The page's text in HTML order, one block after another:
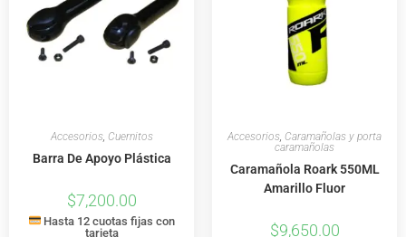
Accesorios, Cuernitos
Barra De Apoyo Plástica
$7,200.00
Hasta 12 cuotas fijas con
tarjeta
Accesorios, Caramañolas y porta
caramañolas
Caramañola Roark 550ML
Amarillo Fluor
$9,650.00